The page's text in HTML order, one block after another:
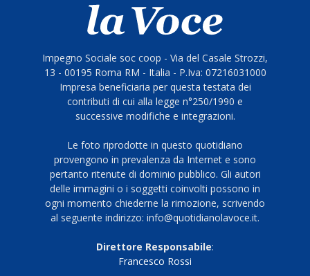
Impegno Sociale soc coop - Via del Casale Strozzi,
13 - 00195 Roma RM - Italia - P.Iva: 07216031000
Impresa beneficiaria per questa testata dei
contributi di cui alla legge n°250/1990 e
successive modifiche e integrazioni.
Le foto riprodotte in questo quotidiano
provengono in prevalenza da Internet e sono
pertanto ritenute di dominio pubblico. Gli autori
delle immagini o i soggetti coinvolti possono in
ogni momento chiederne la rimozione, scrivendo
al seguente indirizzo: info@quotidianolavoce.it.
Direttore Responsabile:
Francesco Rossi